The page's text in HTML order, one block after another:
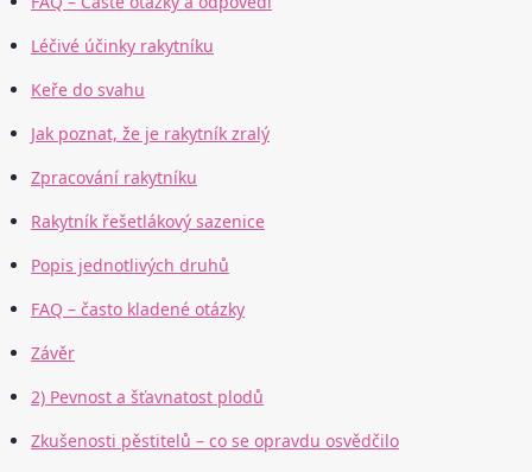
Léčivé účinky rakytníku
Keře do svahu
Jak poznat, že je rakytník zralý
Zpracování rakytníku
Rakytník řešetlákový sazenice
Popis jednotlivých druhů
FAQ – často kladené otázky
Závěr
2) Pevnost a šťavnatost plodů
Zkušenosti pěstitelů – co se opravdu osvědčilo